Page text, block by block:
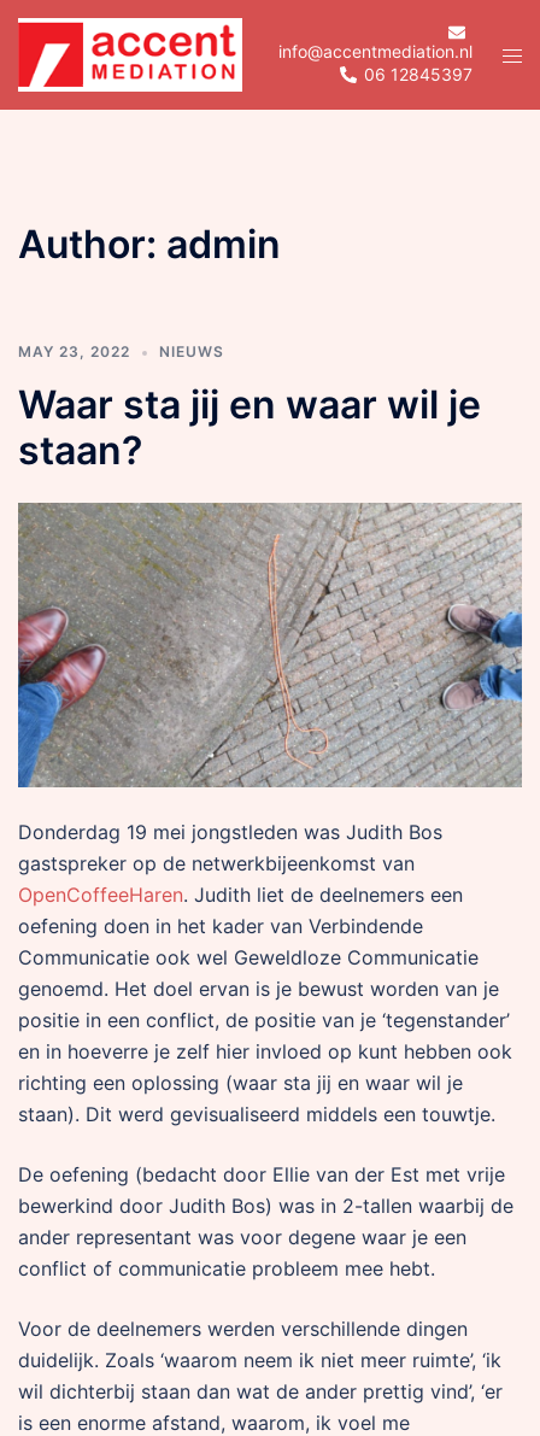
Skip
content
info@accentmediation.nl
06 12845397
Author: admin
MAY 23, 2022 NIEUWS
Waar sta jij en waar wil je
staan?
Donderdag 19 mei jongstleden was Judith Bos
gastspreker op de netwerkbijeenkomst van
OpenCoffeeHaren. Judith liet de deelnemers een
oefening doen in het kader van Verbindende
Communicatie ook wel Geweldloze Communicatie
genoemd. Het doel ervan is je bewust worden van je
positie in een conflict, de positie van je ‘tegenstander’
en in hoeverre je zelf hier invloed op kunt hebben ook
richting een oplossing (waar sta jij en waar wil je
staan). Dit werd gevisualiseerd middels een touwtje.
De oefening (bedacht door Ellie van der Est met vrije
bewerkind door Judith Bos) was in 2-tallen waarbij de
ander representant was voor degene waar je een
conflict of communicatie probleem mee hebt.
Voor de deelnemers werden verschillende dingen
duidelijk. Zoals ‘waarom neem ik niet meer ruimte’, ‘ik
wil dichterbij staan dan wat de ander prettig vind’, ‘er
is een enorme afstand, waarom, ik voel me